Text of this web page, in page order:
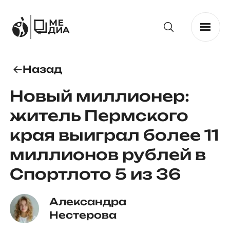
Назад
Новый миллионер:
житель Пермского
края выиграл более 11
миллионов рублей в
Спортлото 5 из 36
Александра
Нестерова